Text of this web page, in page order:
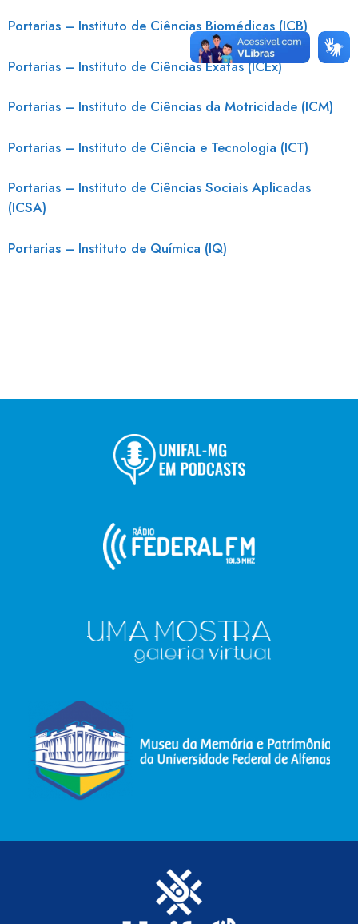
Portarias – Instituto de Ciências Biomédicas (ICB)
Portarias – Instituto de Ciências Exatas (ICEx)
Portarias – Instituto de Ciências da Motricidade (ICM)
Portarias – Instituto de Ciência e Tecnologia (ICT)
Portarias – Instituto de Ciências Sociais Aplicadas
(ICSA)
Portarias – Instituto de Química (IQ)